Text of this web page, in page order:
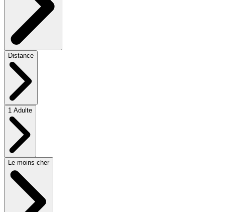
Distance
1 Adulte
Le moins cher